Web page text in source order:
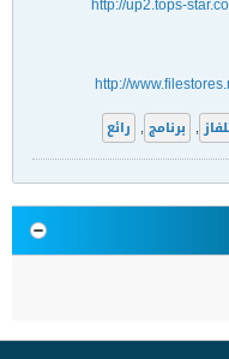
http://
, برنامج , رائع